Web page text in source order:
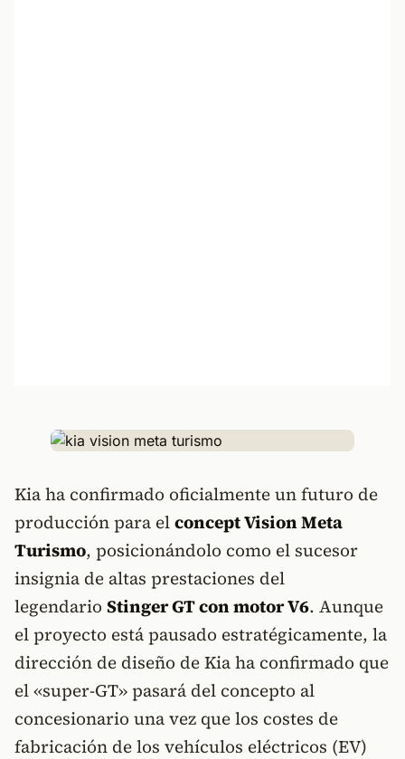
Kia ha confirmado oficialmente un futuro de
producción para elconcept Vision Meta
Turismo, posicionándolo como el sucesor
insignia de altas prestaciones del
legendario Stinger GT con motor V6. Aunque
el proyecto está pausado estratégicamente, la
dirección de diseño de Kia ha confirmado que
el «super-GT» pasará del concepto al
concesionario una vez que los costes de
fabricación de los vehículos eléctricos (EV)